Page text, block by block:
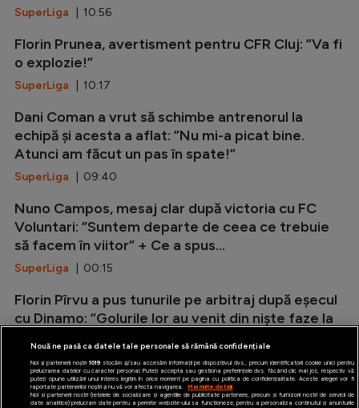
SuperLiga | 10:56
Florin Prunea, avertisment pentru CFR Cluj: ”Va fi
o explozie!”
SuperLiga | 10:17
Dani Coman a vrut să schimbe antrenorul la
echipă și acesta a aflat: ”Nu mi-a picat bine.
Atunci am făcut un pas în spate!”
SuperLiga | 09:40
Nuno Campos, mesaj clar după victoria cu FC
Voluntari: ”Suntem departe de ceea ce trebuie
să facem în viitor” + Ce a spus...
SuperLiga | 00:15
Florin Pîrvu a pus tunurile pe arbitraj după eșecul
cu Dinamo: ”Golurile lor au venit din niște faze la
SuperLiga| 23:55
Nouă ne pasă ca datele tale personale să rămână confidențiale
Noi și partenerii noștri 1019stocăm și/sau accesăm informații pe dispozitivul dvs., precum identificatorii cookie unici pentru
prelucrarea datelor cu caracter personal. Puteți accepta sau gestiona preferințele dvs. făcând clic mai jos, respectiv vă
puteți opune utilizării unui interes legitim în orice moment pe pagina cu politica de confidențialitate. Aceste alegeri vor fi
raportate partenerilor noștri și nu vă vor afecta navigarea.
Mai multe detalii
Noi si partenerii nostri (retelele de socializare si agentiile de publicitate partenere, precum si furnizorii nostri de servicii de
date analitice) prelucram date pentru a permite website-ului sa functioneze, pentru a personaliza continutul si anunturile